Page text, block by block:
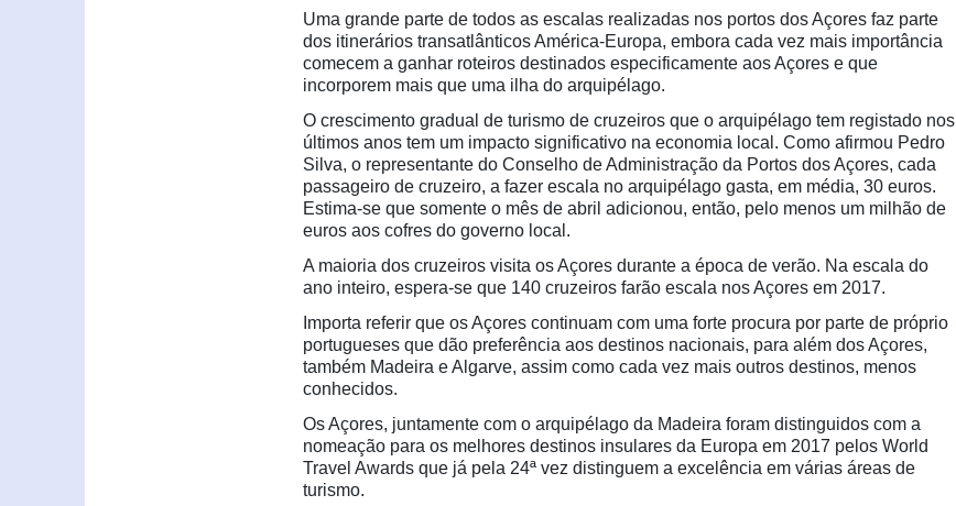
Uma grande parte de todos as escalas realizadas nos portos dos Açores faz parte
dos itinerários transatlânticos América-Europa, embora cada vez mais importância
comecem a ganhar roteiros destinados especificamente aos Açores e que
incorporem mais que uma ilha do arquipélago.
O crescimento gradual de turismo de cruzeiros que o arquipélago tem registado nos
últimos anos tem um impacto significativo na economia local. Como afirmou Pedro
Silva, o representante do Conselho de Administração da Portos dos Açores, cada
passageiro de cruzeiro, a fazer escala no arquipélago gasta, em média, 30 euros.
Estima-se que somente o mês de abril adicionou, então, pelo menos um milhão de
euros aos cofres do governo local.
A maioria dos cruzeiros visita os Açores durante a época de verão. Na escala do
ano inteiro, espera-se que 140 cruzeiros farão escala nos Açores em 2017.
Importa referir que os Açores continuam com uma forte procura por parte de próprio
portugueses que dão preferência aos destinos nacionais, para além dos Açores,
também Madeira e Algarve, assim como cada vez mais outros destinos, menos
conhecidos.
Os Açores, juntamente com o arquipélago da Madeira foram distinguidos com a
nomeação para os melhores destinos insulares da Europa em 2017 pelos World
Travel Awards que já pela 24ª vez distinguem a excelência em várias áreas de
turismo.